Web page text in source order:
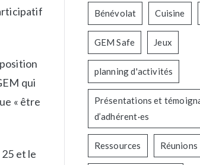
qui
« être
et le
Bénévolat Cuisine
GEM Safe Jeux
planning d'activités
Présentations et
d’adhérent·es
Ressources Réunions